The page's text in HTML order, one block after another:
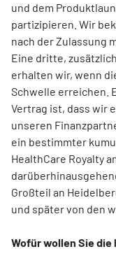
und dem
partizipieren. Wir
nach der Zulassung
Eine dritte,
erhalten wir, wenn
Schwelle erreichen.
Vertrag ist, dass wir
unseren
ein bestimmter
HealthCare Royalty
Großteil an
und später von den
Wofür wollen Sie